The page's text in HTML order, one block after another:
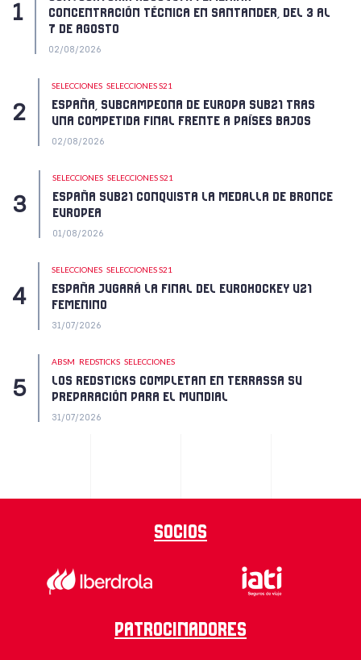
CONCENTRACIÓN TÉCNICA EN SANTANDER, DEL 3 AL
7 DE AGOSTO
02/08/2026
SELECCIONES SELECCIONES S21
ESPAÑA, SUBCAMPEONA DE EUROPA SUB21 TRAS
UNA COMPETIDA FINAL FRENTE A PAÍSES BAJOS
02/08/2026
SELECCIONES SELECCIONES S21
ESPAÑA SUB21 CONQUISTA LA MEDALLA DE BRONCE
EUROPEA
01/08/2026
SELECCIONES SELECCIONES S21
ESPAÑA JUGARÁ LA FINAL DEL EUROHOCKEY U21
FEMENINO
31/07/2026
ABSM REDSTICKS SELECCIONES
LOS REDSTICKS COMPLETAN EN TERRASSA SU
PREPARACIÓN PARA EL MUNDIAL
31/07/2026
Socios
Patrocinadores